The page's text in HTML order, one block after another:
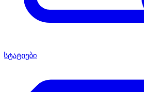
სტატიები